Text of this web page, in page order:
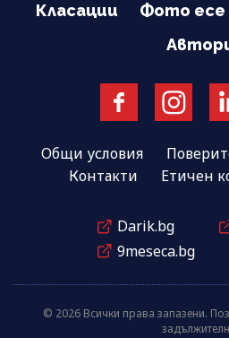
Класации
Фото есе
Общи условия
Контакти
Етичен
Darik.bg
9meseca.bg
© 2026 Всички права запазени.